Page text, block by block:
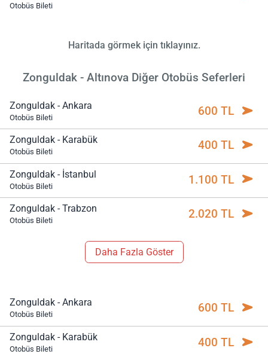
Otobüs Bileti
Haritada görmek için tıklayınız.
Zonguldak - Altınova Diğer Otobüs Seferleri
Zonguldak - Ankara
Otobüs Bileti 600 TL
Zonguldak - Karabük
Otobüs Bileti 400 TL
Zonguldak - İstanbul
Otobüs Bileti 1.100 TL
Zonguldak - Trabzon
Otobüs Bileti 2.020 TL
Daha Fazla Göster
Zonguldak - Ankara
Otobüs Bileti 600 TL
Zonguldak - Karabük
Otobüs Bileti 400 TL